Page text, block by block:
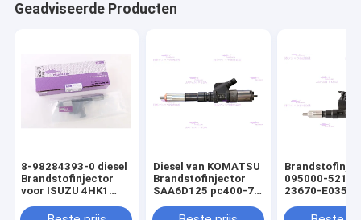
Geadviseerde Producten
8-98284393-0 diesel
Brandstofinjector
voor ISUZU 4HK1
Diesel van KOMATSU
Brandstofinjector
SAA6D125 pc400-7
095000-5215
23670-E0351